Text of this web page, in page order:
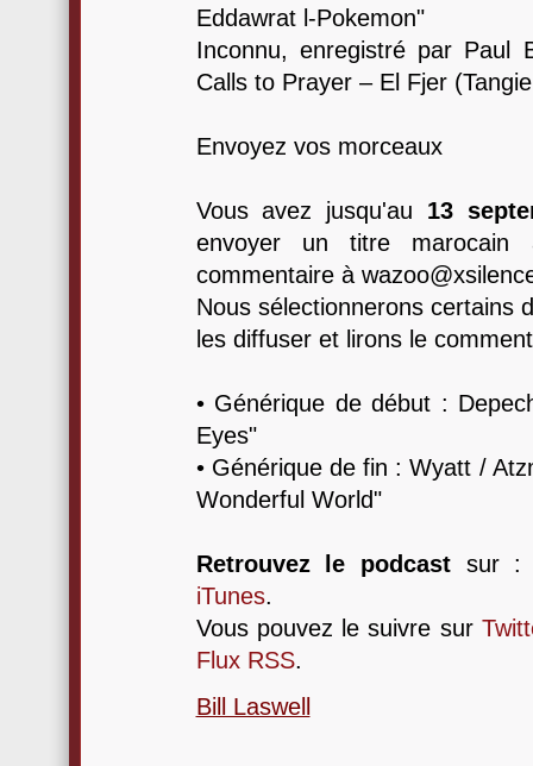
Eddawrat l-Pokemon"
Inconnu, enregistré par Paul
Calls to Prayer – El Fjer
Envoyez vos morceaux
Vous avez jusqu'au 13
envoyer un titre marocain
commentaire à
Nous sélectionnerons certains
les diffuser et lirons le
• Générique de début :
Eyes"
• Générique de fin : Wyatt /
Wonderful World"
Retrouvez le podcastsur
iTunes.
Vous pouvez le suivre sur
Flux RSS.
Bill Laswell